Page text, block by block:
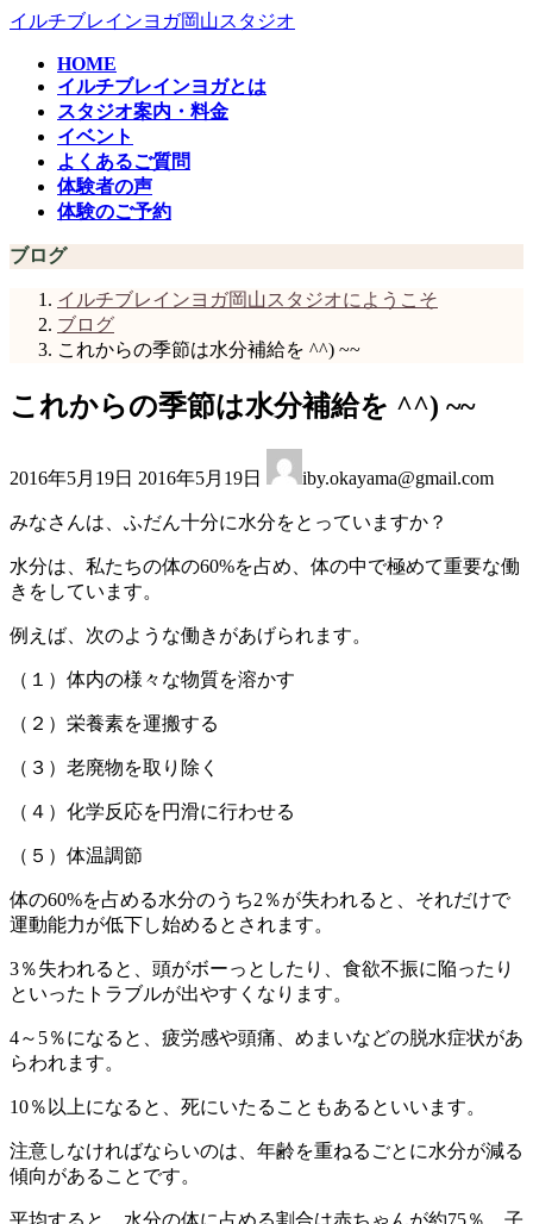
コ
プ
ナ
動
イルチブレインヨガ岡山スタジオ
HOME
イルチブレインヨガとは
スタジオ案内・料金
イベント
よくあるご質問
体験者の声
体験のご予約
ブログ
イルチブレインヨガ岡山スタジオにようこそ
ブログ
これからの季節は水分補給を ^^) ~~
これからの季節は水分補給を ^^) ~~
2016年5月19日 終
新
日
時
2016年5月19日 iby.okayama@gmail.com
みなさんは、ふだん十分に水分をとっていますか？
水分は、私たちの体の60%を占め、体の中で極めて重要な働
きをしています。
例えば、次のような働きがあげられます。
（１）体内の様々な物質を溶かす
（２）栄養素を運搬する
（３）老廃物を取り除く
（４）化学反応を円滑に行わせる
（５）体温調節
体の60%を占める水分のうち2％が失われると、それだけで
運動能力が低下し始めるとされます。
3％失われると、頭がボーっとしたり、食欲不振に陥ったり
といったトラブルが出やすくなります。
4～5％になると、疲労感や頭痛、めまいなどの脱水症状があ
らわれます。
10％以上になると、死にいたることもあるといいます。
注意しなければならいのは、年齢を重ねるごとに水分が減る
傾向があることです。
平均すると、水分の体に占める割合は赤ちゃんが約75％、子